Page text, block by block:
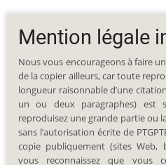
Mention légale
Nous vous encourageons à faire
de la copier ailleurs, car toute
longueur raisonnable d’une
un ou deux paragraphes) est
reproduisez une grande partie ou
sans l’autorisation écrite de
copie publiquement (sites Web,
vous reconnaissez que vous